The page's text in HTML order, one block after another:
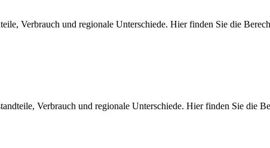
Verbrauch und regionale Unterschiede. Hier finden Sie die
Verbrauch und regionale Unterschiede. Hier finden Sie die